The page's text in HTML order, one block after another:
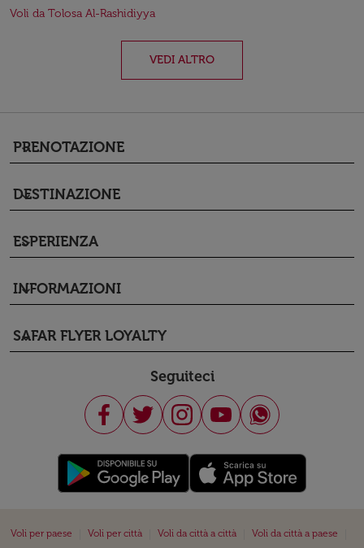
Voli da Tolosa Al-Rashidiyya
VEDI ALTRO
PRENOTAZIONE
keyboard_arrow_down
DESTINAZIONE
keyboard_arrow_down
ESPERIENZA
keyboard_arrow_down
INFORMAZIONI
keyboard_arrow_down
SAFAR FLYER LOYALTY
keyboard_arrow_down
Seguiteci
Voli per paese Voli per città Voli da città a città Voli da città a paese